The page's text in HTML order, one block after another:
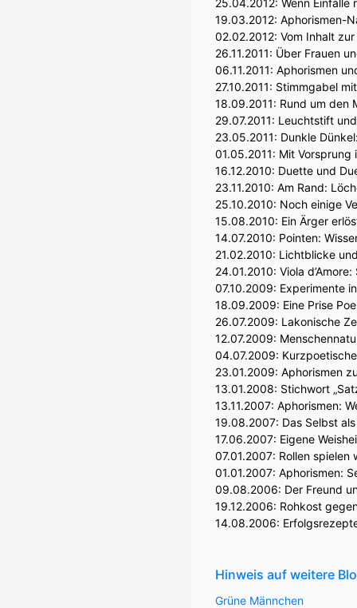
25.04.2012: Wenn Einfälle
19.03.2012: Aphorismen-
02.02.2012: Vom Inhalt
26.11.2011: Über Frauen
06.11.2011: Aphorismen
27.10.2011: Stimmgabel
18.09.2011: Rund um den
29.07.2011: Leuchtstift
23.05.2011: Dunkle
01.05.2011: Mit Vorsprung
16.12.2010: Duette und
23.11.2010: Am Rand:
25.10.2010: Noch einige
15.08.2010: Ein Ärger
14.07.2010: Pointen:
21.02.2010: Lichtblicke
24.01.2010: Viola
07.10.2009: Experimente
18.09.2009: Eine Prise
26.07.2009: Lakonische
12.07.2009:
04.07.2009:
23.01.2009: Aphorismen
13.01.2008: Stichwort
13.11.2007: Aphorismen:
19.08.2007: Das Selbst
17.06.2007: Eigene
07.01.2007: Rollen spielen
01.01.2007: Aphorismen:
09.08.2006: Der Freund
19.12.2006: Rohkost
14.08.2006:
Hinweis auf weitere
Grüne Männchen